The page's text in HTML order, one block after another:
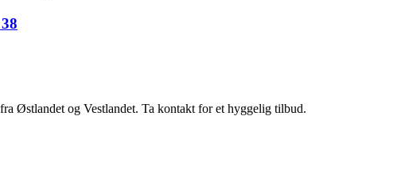
Østlandet og Vestlandet. Ta kontakt for et hyggelig tilbud.